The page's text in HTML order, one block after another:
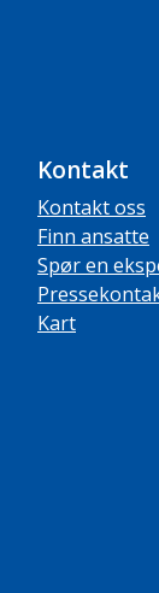
Kontakt
Kontakt oss
Finn ansatte
Spør en
Kart